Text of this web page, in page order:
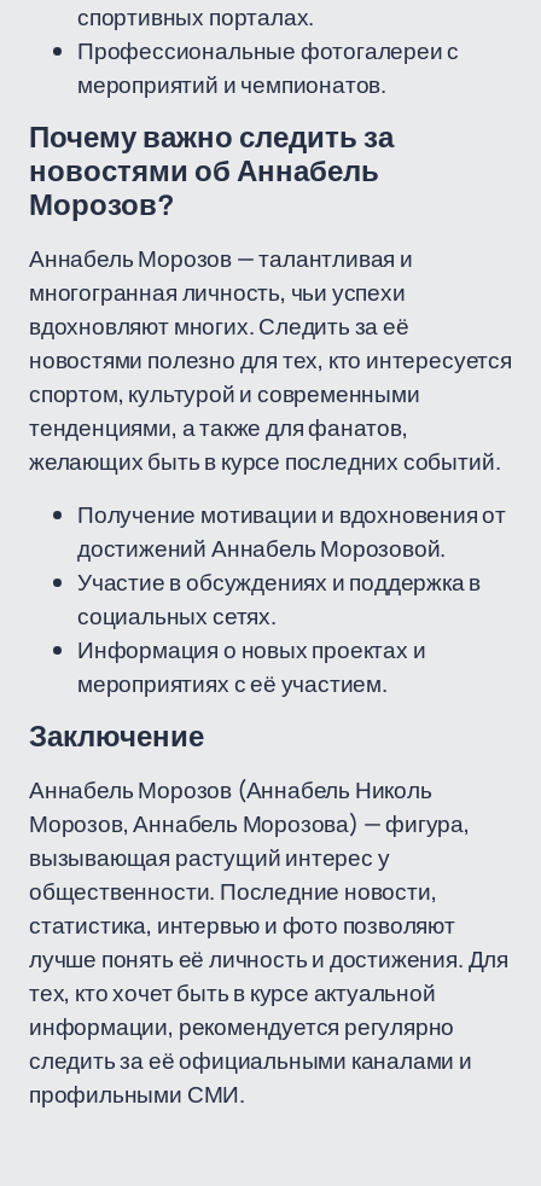
спортивных порталах.
Профессиональные фотогалереи с
мероприятий и чемпионатов.
Почему важно следить за
новостями об Аннабель
Морозов?
Аннабель Морозов — талантливая и
многогранная личность, чьи успехи
вдохновляют многих. Следить за её
новостями полезно для тех, кто интересуется
спортом, культурой и современными
тенденциями, а также для фанатов,
желающих быть в курсе последних событий.
Получение мотивации и вдохновения от
достижений Аннабель Морозовой.
Участие в обсуждениях и поддержка в
социальных сетях.
Информация о новых проектах и
мероприятиях с её участием.
Заключение
Аннабель Морозов (Аннабель Николь
Морозов, Аннабель Морозова) — фигура,
вызывающая растущий интерес у
общественности. Последние новости,
статистика, интервью и фото позволяют
лучше понять её личность и достижения. Для
тех, кто хочет быть в курсе актуальной
информации, рекомендуется регулярно
следить за её официальными каналами и
профильными СМИ.